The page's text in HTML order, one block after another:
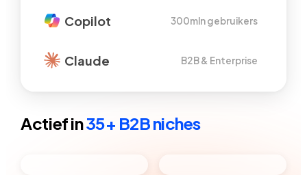
Copilot 300mln gebruikers
Claude B2B & Enterprise
Actief in35+ B2B niches